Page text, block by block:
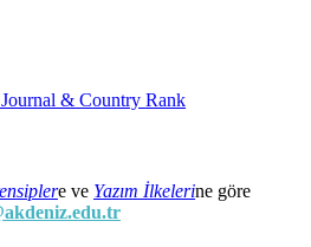
e ve Yazım İlkelerine göre